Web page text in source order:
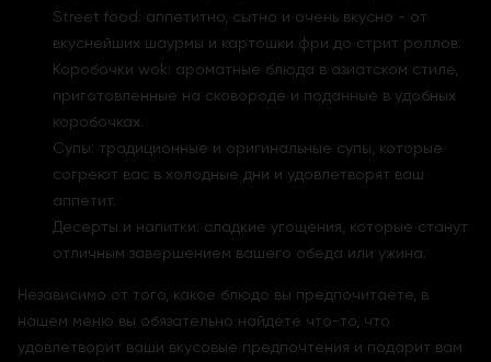
Street food: аппетитно, сытно и очень вкусно - от
вкуснейших шаурмы и картошки фри до стрит роллов.
Коробочки wok: ароматные блюда в азиатском стиле,
приготовленные на сковороде и поданные в удобных
коробочках.
Супы: традиционные и оригинальные супы, которые
согреют вас в холодные дни и удовлетворят ваш
аппетит.
Десерты и напитки: сладкие угощения, которые станут
отличным завершением вашего обеда или ужина.
Независимо от того, какое блюдо вы предпочитаете, в
нашем меню вы обязательно найдете что-то, что
удовлетворит ваши вкусовые предпочтения и подарит вам